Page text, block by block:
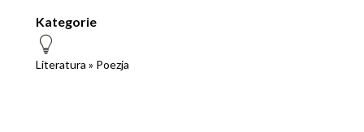
Kategorie
Literatura » Poezja